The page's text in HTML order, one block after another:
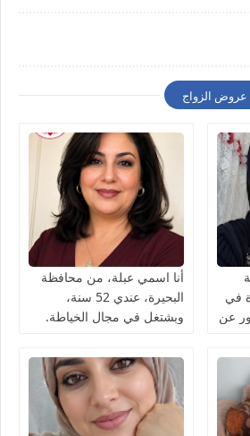
الزواج
في
عن
أنا اسمي عبلة، من محافظة
البحيرة، عندي 52 سنة،
وبشتغل في مجال الخياطة.